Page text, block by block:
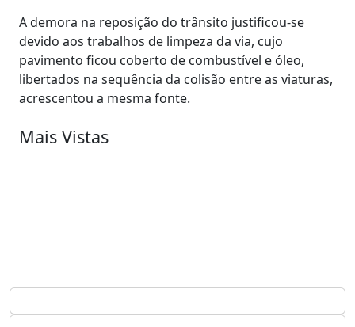
A demora na reposição do trânsito justificou-se
devido aos trabalhos de limpeza da via, cujo
pavimento ficou coberto de combustível e óleo,
libertados na sequência da colisão entre as viaturas,
acrescentou a mesma fonte.
Mais Vistas